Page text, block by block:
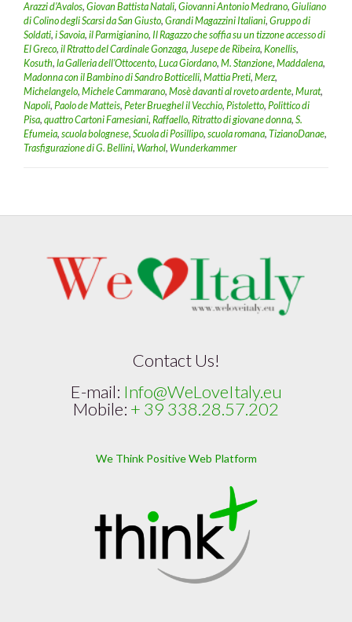
Arazzi d’Avalos, Giovan Battista Natali, Giovanni Antonio Medrano, Giuliano
di Colino degli Scarsi da San Giusto, Grandi Magazzini Italiani, Gruppo di
Soldati, i Savoia, il Parmigianino, Il Ragazzo che soffia su un tizzone accesso di
El Greco, il Rtratto del Cardinale Gonzaga, Jusepe de Ribeira, Konellis,
Kosuth, la Galleria dell’Ottocento, Luca Giordano, M. Stanzione, Maddalena,
Madonna con il Bambino di Sandro Botticelli, Mattia Preti, Merz,
Michelangelo, Michele Cammarano, Mosè davanti al roveto ardente, Murat,
Napoli, Paolo de Matteis, Peter Brueghel il Vecchio, Pistoletto, Polittico di
Pisa, quattro Cartoni Farnesiani, Raffaello, Ritratto di giovane donna, S.
Efumeia, scuola bolognese, Scuola di Posillipo, scuola romana, TizianoDanae,
Trasfigurazione di G. Bellini, Warhol, Wunderkammer
Contact Us!
E-mail: Info@WeLoveItaly.eu
Mobile: + 39 338.28.57.202
We Think Positive Web Platform